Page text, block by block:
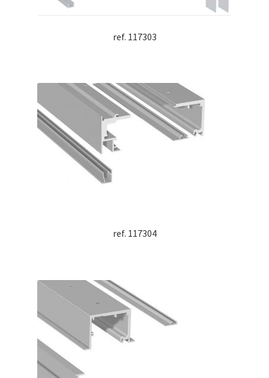
ref. 117303
ref. 117304